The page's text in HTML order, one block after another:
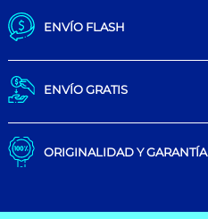
ENVÍO FLASH
ENVÍO GRATIS
ORIGINALIDAD Y GARANTÍA